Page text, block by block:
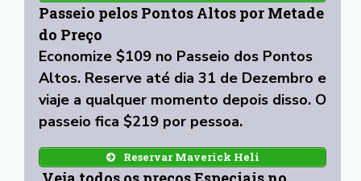
Passeio pelos Pontos Altos por Metade
do Preço
Economize $109 no Passeio dos Pontos
Altos. Reserve até dia 31 de Dezembro e
viaje a qualquer momento depois disso. O
passeio fica $219 por pessoa.
Reservar Maverick Heli